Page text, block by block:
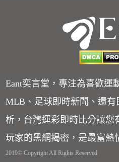
Eant奕言堂，專注為喜歡運
MLB、足球即時新聞、還
析，台灣運彩即時比分讓您
玩家的黑網揭密，是最富熱
2019© Copyright All Rights Reserved